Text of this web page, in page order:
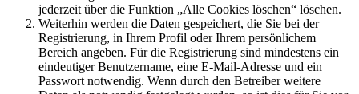
jederzeit über die Funktion „Alle Cookies löschen“ löschen.
Weiterhin werden die Daten gespeichert, die Sie bei der
Registrierung, in Ihrem Profil oder Ihrem persönlichem
Bereich angeben. Für die Registrierung sind mindestens ein
eindeutiger Benutzername, eine E-Mail-Adresse und ein
Passwort notwendig. Wenn durch den Betreiber weitere